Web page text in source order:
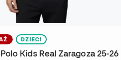
DZIECI
Kids Real Zaragoza 25-26